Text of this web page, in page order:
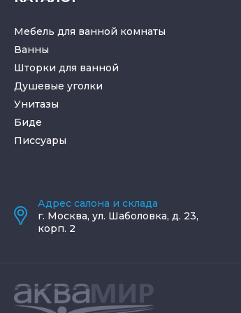
Мебель для ванной комнаты
Ванны
Шторки для ванной
Душевые уголки
Унитазы
Биде
Писсуары
Адрес салона и склада
г. Москва, ул. Шаболовка, д. 23,
корп. 2